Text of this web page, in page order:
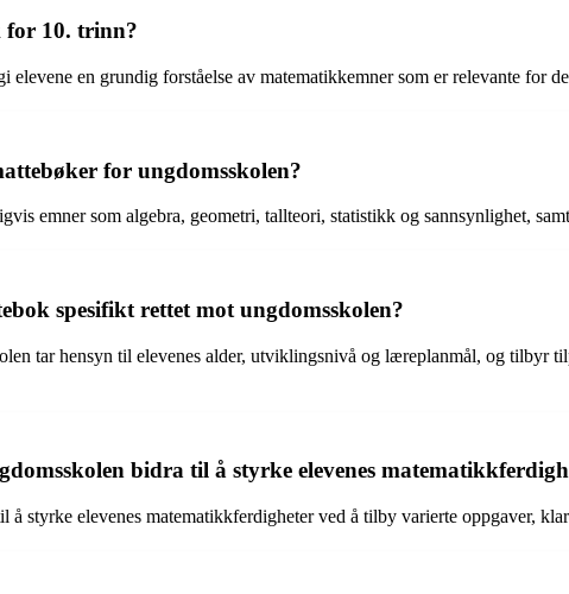
for 10. trinn?
en grundig forståelse av matematikkemner som er relevante for
for ungdomsskolen?
emner som algebra, geometri, tallteori, statistikk og sannsynlighet,
spesifikt rettet mot ungdomsskolen?
tar hensyn til elevenes alder, utviklingsnivå og læreplanmål, og tilbyr
bidra til å styrke elevenes
å styrke elevenes matematikkferdigheter ved å tilby varierte oppgaver,